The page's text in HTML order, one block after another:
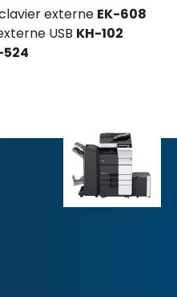
externe EK-608
USB KH-102
524